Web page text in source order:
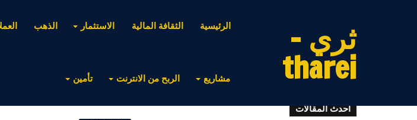
ثري -
tharei
الرئيسية الثقافة المالية الاستثمار الذهب
مشاريع الربح من الانترنت تأمين
أحدث المقالات